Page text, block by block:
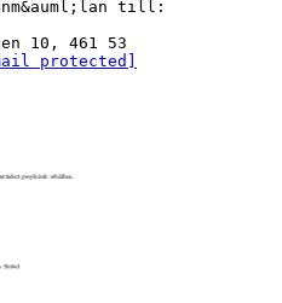
till:
10, 461 53
protected]